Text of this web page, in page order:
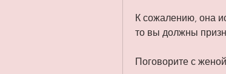
К сожалению, она
то вы должны
Поговорите с женой